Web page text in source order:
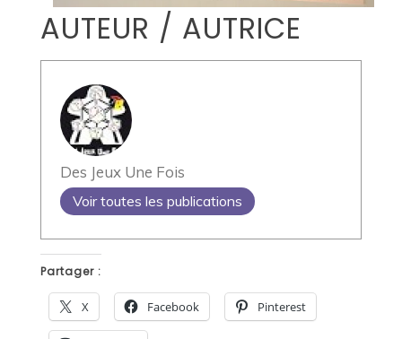
AUTEUR / AUTRICE
Des Jeux Une Fois
Voir toutes les publications
Partager :
X Facebook Pinterest